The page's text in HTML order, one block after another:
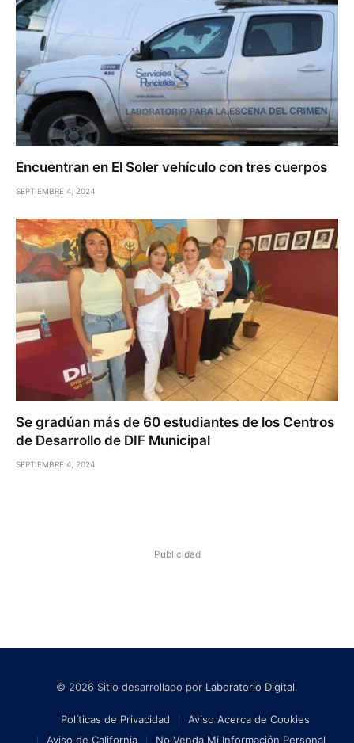
Encuentran en El Soler vehículo con tres cuerpos
SEPTIEMBRE 4, 2024
Se gradúan más de 60 estudiantes de los Centros
de Desarrollo de DIF Municipal
SEPTIEMBRE 4, 2024
Publicidad
© 2026 Sitio desarrollado por Laboratorio Digital.
Políticas de Privacidad
Aviso Acerca de Cookies
Aviso de California
No Venda Mi Información Personal